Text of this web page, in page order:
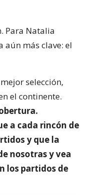
Para Natalia
aún más clave: el
selección,
el continente.
a cada rincón de
y que la
nosotras y vea
los partidos de